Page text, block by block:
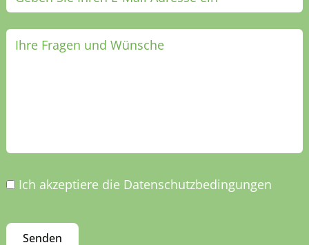
Ich akzeptiere die Datenschutzbedingungen